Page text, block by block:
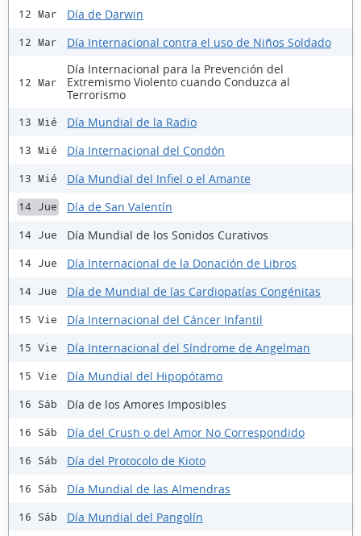
12 Mar Día de Darwin
12 Mar Día Internacional contra el uso de Niños Soldado
12 Mar
Día Internacional para la Prevención del
Extremismo Violento cuando Conduzca al
Terrorismo
13 Mié Día Mundial de la Radio
13 Mié Día Internacional del Condón
13 Mié Día Mundial del Infiel o el Amante
14 Jue Día de San Valentín
14 Jue Día Mundial de los Sonidos Curativos
14 Jue Día Internacional de la Donación de Libros
14 Jue Día de Mundial de las Cardiopatías Congénitas
15 Vie Día Internacional del Cáncer Infantil
15 Vie Día Internacional del Síndrome de Angelman
15 Vie Día Mundial del Hipopótamo
16 Sáb Día de los Amores Imposibles
16 Sáb Día del Crush o del Amor No Correspondido
16 Sáb Día del Protocolo de Kioto
16 Sáb Día Mundial de las Almendras
16 Sáb Día Mundial del Pangolín